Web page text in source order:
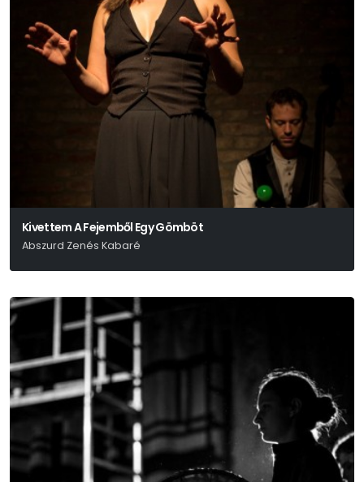
Kivettem A Fejemből Egy Gömböt
Abszurd Zenés Kabaré